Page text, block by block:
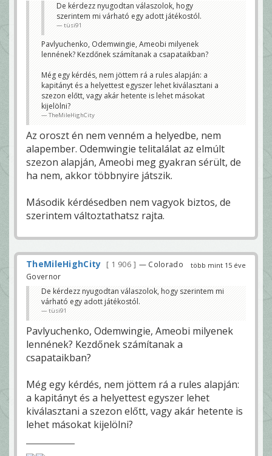
De kérdezz nyugodtan válaszolok, hogy
szerintem mi várható egy adott játékostól.
tüsi91
Pavlyuchenko, Odemwingie, Ameobi milyenek
lennének? Kezdőnek számítanak a csapataikban?
Még egy kérdés, nem jöttem rá a rules alapján: a
kapitányt és a helyettest egyszer lehet kiválasztani a
szezon előtt, vagy akár hetente is lehet másokat
kijelölni?
TheMileHighCity
Az oroszt én nem venném a helyedbe, nem
alapember. Odemwingie telitalálat az elmúlt
szezon alapján, Ameobi meg gyakran sérült, de
ha nem, akkor többnyire játszik.
Második kérdésedben nem vagyok biztos, de
szerintem változtathatsz rajta.
több mint 15 éve
TheMileHighCity 1 906
— Colorado
Governor
De kérdezz nyugodtan válaszolok, hogy szerintem mi
várható egy adott játékostól.
tüsi91
Pavlyuchenko, Odemwingie, Ameobi milyenek
lennének? Kezdőnek számítanak a
csapataikban?
Még egy kérdés, nem jöttem rá a rules alapján:
a kapitányt és a helyettest egyszer lehet
kiválasztani a szezon előtt, vagy akár hetente is
lehet másokat kijelölni?